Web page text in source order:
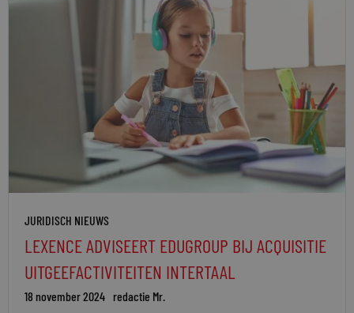
JURIDISCH NIEUWS
LEXENCE ADVISEERT EDUGROUP BIJ ACQUISITIE
UITGEEFACTIVITEITEN INTERTAAL
18 november 2024 redactie Mr.